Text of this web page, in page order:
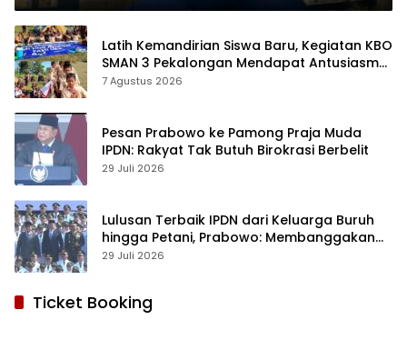
Latih Kemandirian Siswa Baru, Kegiatan KBO
SMAN 3 Pekalongan Mendapat Antusiasme
dan Respon Positif Orang Tua Murid
7 Agustus 2026
Pesan Prabowo ke Pamong Praja Muda
IPDN: Rakyat Tak Butuh Birokrasi Berbelit
29 Juli 2026
Lulusan Terbaik IPDN dari Keluarga Buruh
hingga Petani, Prabowo: Membanggakan
Hati Saya
29 Juli 2026
Ticket Booking